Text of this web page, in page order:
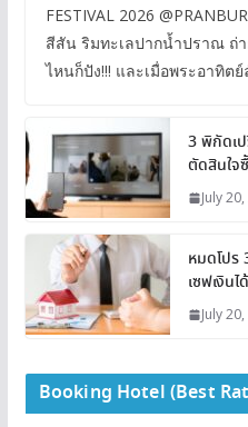
FESTIVAL 2026
สีสัน ริมทะเลปากน้ำปราณ ถ่
ไหนก็ปัง!!! และเมื่อพระอาทิต
3 พิกัดเ
ตัดสินใจ
July
หมดโปร
เซฟเงินไ
July
Booking Hotel (Best